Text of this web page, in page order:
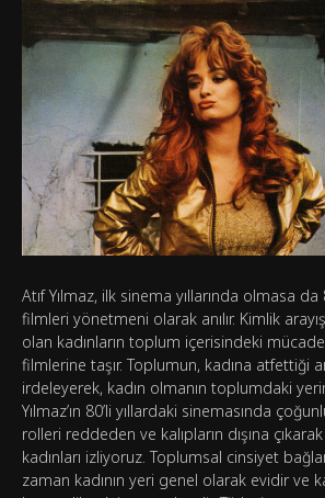
Atıf Yılmaz, ilk sinema yıllarında olmasa da
filmleri yönetmeni olarak anılır. Kimlik
olan kadınların toplum içerisindeki
filmlerine taşır. Toplumun, kadına atfettiği
irdeleyerek, kadın olmanın toplumdaki
Yılmaz’ın 80’li yıllardaki sinemasında
rolleri reddeden ve kalıpların dışına çıkarak
kadınları izliyoruz. Toplumsal cinsiyet
zaman kadının yeri genel olarak evidir ve